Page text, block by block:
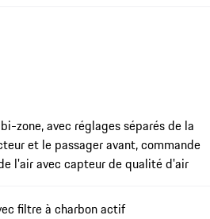
zone, avec réglages séparés de la
et le passager avant, commande
l'air avec capteur de qualité d'air
filtre à charbon actif